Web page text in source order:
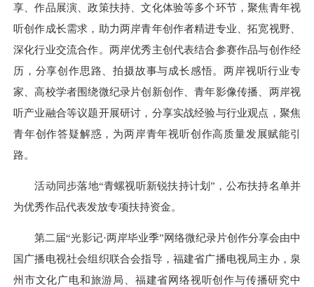
享、作品展演、政策扶持、文化体验等多个环节，聚焦青年视
听创作成长需求，助力两岸青年创作者精进专业、拓宽视野、
深化行业交流合作。两岸优秀主创代表结合参赛作品与创作经
历，分享创作思路、拍摄故事与成长感悟。两岸视听行业专
家、高校学者围绕微纪录片创新创作、青年影像传播、两岸视
听产业融合等议题开展研讨，分享实战经验与行业观点，聚焦
青年创作答疑解惑，为两岸青年视听创作高质量发展赋能引
路。
活动同步落地“青螺视听新锐扶持计划”，公布扶持名单并
为优秀作品代表发放专项扶持资金。
第二届“光影记·两岸毕业季”网络微纪录片创作分享会由中
国广播电视社会组织联合会指导，福建省广播电视局主办，泉
州市文化广电和旅游局、福建省网络视听创作与传播研究中